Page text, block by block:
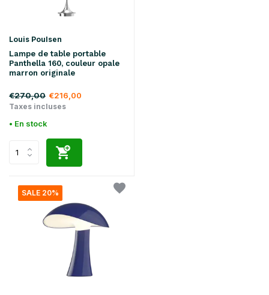
Louis Poulsen
Lampe de table portable
Panthella 160, couleur opale
marron originale
€270,00 €216,00
Taxes incluses
• En stock
SALE 20%